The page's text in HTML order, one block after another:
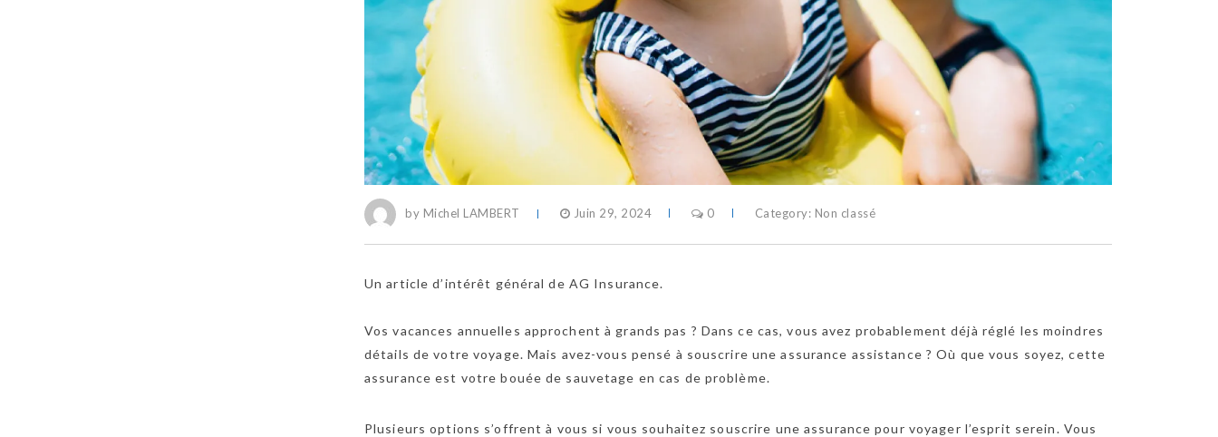
by Michel LAMBERT Juin 29, 2024 0 Category: Non classé
Un article d’intérêt général de AG Insurance.
Vos vacances annuelles approchent à grands pas ? Dans ce cas, vous avez probablement déjà réglé les moindres
détails de votre voyage. Mais avez-vous pensé à souscrire une assurance assistance ? Où que vous soyez, cette
assurance est votre bouée de sauvetage en cas de problème.
Plusieurs options s’offrent à vous si vous souhaitez souscrire une assurance pour voyager l’esprit serein. Vous